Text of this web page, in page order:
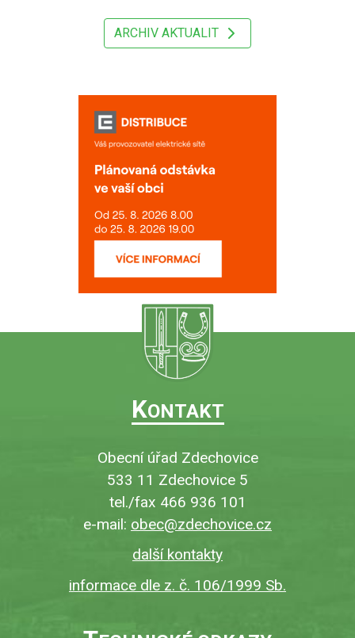
ARCHIV AKTUALIT
KONTAKT
Obecní úřad Zdechovice
533 11 Zdechovice 5
tel./fax 466 936 101
e-mail: obec@zdechovice.cz
další kontakty
informace dle z. č. 106/1999 Sb.